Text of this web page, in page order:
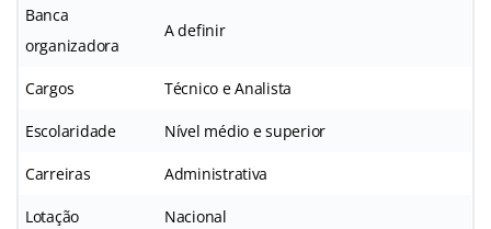
Banca
organizadora
A definir
Cargos Técnico e Analista
Escolaridade Nível médio e superior
Carreiras Administrativa
Lotação Nacional